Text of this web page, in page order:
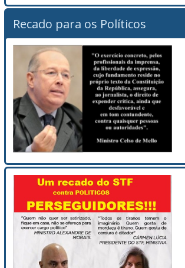
Recado para os Políticos